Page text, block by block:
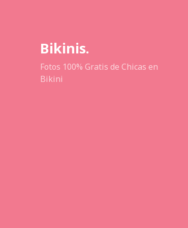
Bikinis.
Fotos 100% Gratis de Chicas en
Bikini